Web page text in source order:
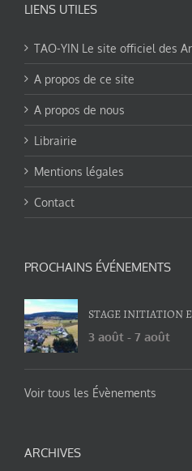
LIENS UTILES
TAO-YIN Le site officiel des
A propos de ce site
A propos de nous
Librairie
Mentions légales
Contact
PROCHAINS ÉVÉNEMENTS
STAGE INITIATION
3 août - 7 août
Voir tous les Évènements
ARCHIVES